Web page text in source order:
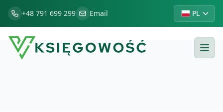
+48 791 699 299 Email PL